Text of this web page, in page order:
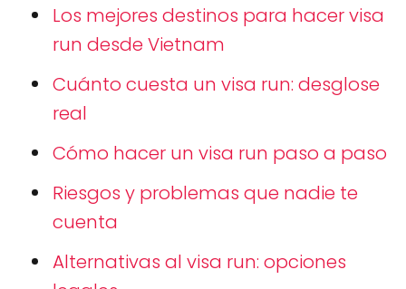
Los mejores destinos para hacer visa
run desde Vietnam
Cuánto cuesta un visa run: desglose
real
Cómo hacer un visa run paso a paso
Riesgos y problemas que nadie te
cuenta
Alternativas al visa run: opciones